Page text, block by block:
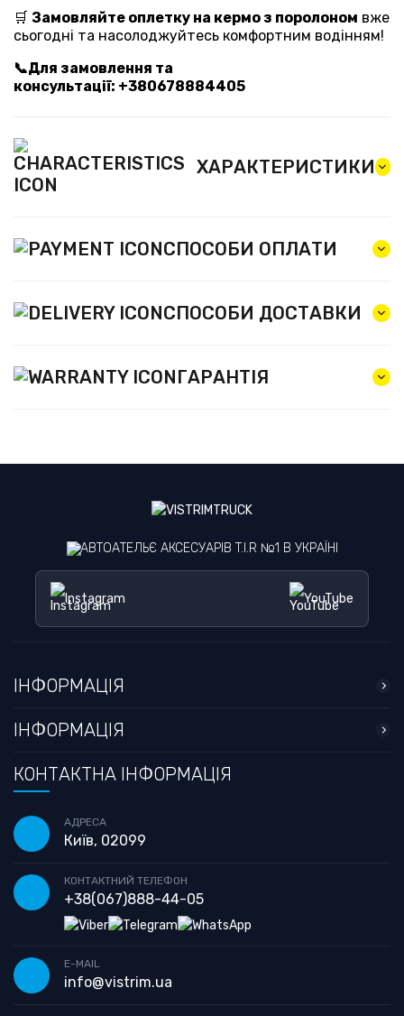
🛒 Замовляйте оплетку на кермо з поролоном вже
сьогодні та насолоджуйтесь комфортним водінням!
📞Для замовлення та
консультації: +380678884405
ХАРАКТЕРИСТИКИ
СПОСОБИ ОПЛАТИ
СПОСОБИ ДОСТАВКИ
ГАРАНТІЯ
АВТОАТЕЛЬЄ АКСЕСУАРІВ T.I.R №1 В УКРАЇНІ
Instagram YouTube
ІНФОРМАЦІЯ
ІНФОРМАЦІЯ
КОНТАКТНА ІНФОРМАЦІЯ
АДРЕСА
Київ, 02099
КОНТАКТНИЙ ТЕЛЕФОН
+38(067)888-44-05
E-MAIL
info@vistrim.ua